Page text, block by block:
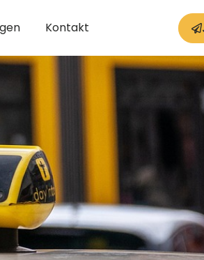
Kontakt